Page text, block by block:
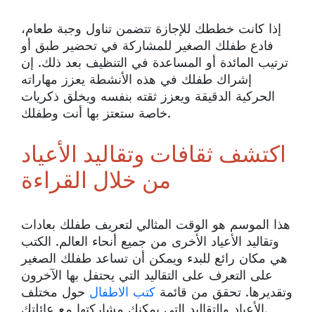
إذا كانت خططك للإجازة تتضمن تناول وجبة طعام،
فادع طفلك الصغير للمشاركة في تحضير طبق أو
ترتيب المائدة أو المساعدة في التنظيف بعد ذلك. إن
إشراك طفلك في هذه الأنشطة يعزز مهاراته
الحركية الدقيقة ويعزز ثقته بنفسه ويخلق ذكريات
خاصة ستعتز بها أنت وطفلك.
اكتشف ثقافات وتقاليد الأعياد
من خلال القراءة
هذا الموسم هو الوقت المثالي لتعريف طفلك بعادات
وتقاليد الأعياد الأخرى من جميع أنحاء العالم. الكتب
هي مكان رائع للبدء ويمكن أن تساعد طفلك الصغير
على التعرف على التقاليد التي يحتفل بها الآخرون
وتقديرها. تحقق من قائمة كتب الاطفال حول مختلف